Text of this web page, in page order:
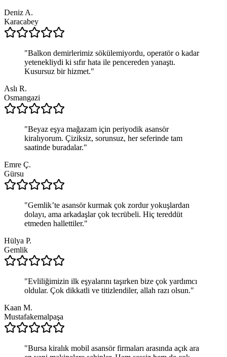
Deniz A.
Karacabey
"Balkon demirlerimiz sökülemiyordu, operatör o kadar
yetenekliydi ki sıfır hata ile pencereden yanaştı.
Kusursuz bir hizmet."
Aslı R.
Osmangazi
"Beyaz eşya mağazam için periyodik asansör
kiralıyorum. Çiziksiz, sorunsuz, her seferinde tam
saatinde buradalar."
Emre Ç.
Gürsu
"Gemlik’te asansör kurmak çok zordur yokuşlardan
dolayı, ama arkadaşlar çok tecrübeli. Hiç tereddüt
etmeden hallettiler."
Hülya P.
Gemlik
"Evliliğimizin ilk eşyalarını taşırken bize çok yardımcı
oldular. Çok dikkatli ve titizlendiler, allah razı olsun."
Kaan M.
Mustafakemalpaşa
"Bursa kiralık mobil asansör firmaları arasında açık ara